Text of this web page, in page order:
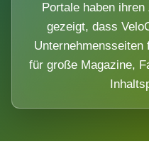
Portale haben
gezeigt, dass
für große Magazine,